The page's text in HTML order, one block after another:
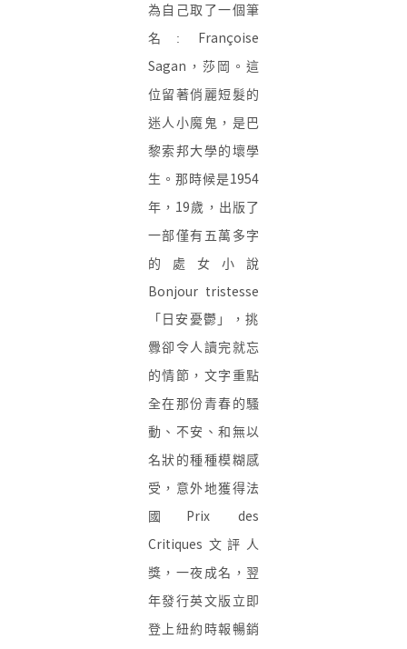
為自己取了一個筆
名:
Françoise
Sagan ，莎岡。這
位留著俏麗短髮的
迷人小魔鬼，是巴
黎索邦大學的壞學
生。那時候是1954
年， 19歲，出版了
一部僅有五萬多字
的處女小說
Bonjour tristesse
「 日安憂鬱」，挑
釁卻令人讀完就忘
的情節，文字重點
全在那份青春的騷
動、不安、和無以
名狀的種種模糊感
受，意外地獲得法
國 Prix des
Critiques 文評人
獎，一夜成名，翌
年發行英文版立即
登上紐約時報暢銷